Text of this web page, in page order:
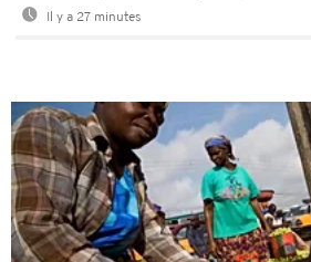
Il y a 27 minutes